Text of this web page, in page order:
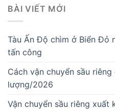
BÀI VIẾT MỚI
Tàu Ấn Độ chìm ở Biển Đỏ
tấn công
Cách vận chuyển sầu
lượng/2026
Vận chuyển sầu riêng xuất